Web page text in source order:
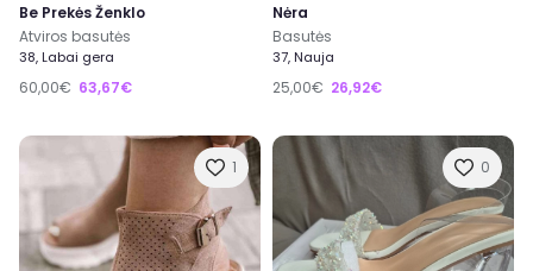
Be Prekės Ženklo
Atviros basutės
38, Labai gera
60,00€ 63,67€
Nėra
Basutės
37, Nauja
25,00€ 26,92€
1 0